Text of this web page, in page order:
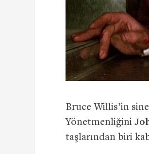
Bruce Willis’in
Yönetmenliğini
taşlarından biri